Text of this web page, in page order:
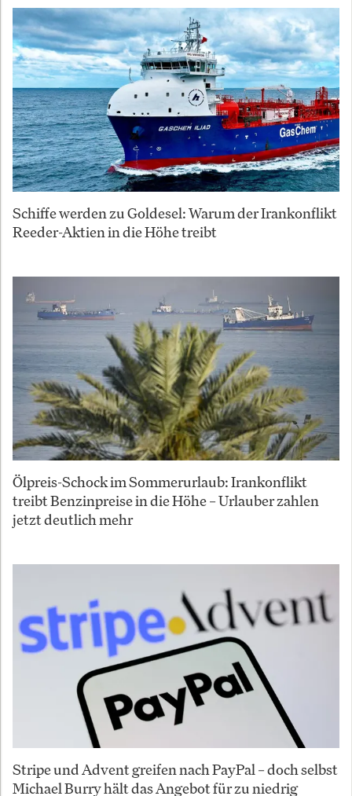
Schiffe werden zu Goldesel: Warum der Irankonflikt
Reeder-Aktien in die Höhe treibt
Ölpreis-Schock im Sommerurlaub: Irankonflikt
treibt Benzinpreise in die Höhe – Urlauber zahlen
jetzt deutlich mehr
Stripe und Advent greifen nach PayPal – doch selbst
Michael Burry hält das Angebot für zu niedrig